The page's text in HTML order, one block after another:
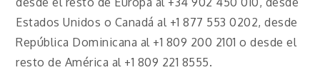
Estados Unidos o Canadá al +1 877 553 0202, desde
República Dominicana al +1 809 200 2101 o desde el
resto de América al +1 809 221 8555.